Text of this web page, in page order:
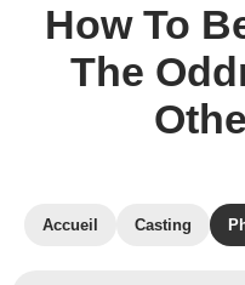
How To
The
Accueil Casting